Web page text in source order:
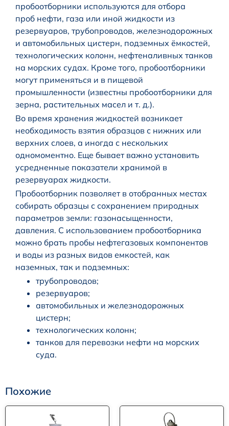
пробоотборники используются для отбора
проб нефти, газа или иной жидкости из
резервуаров, трубопроводов, железнодорожных
и автомобильных цистерн, подземных ёмкостей,
технологических колонн, нефтеналивных танков
на морских судах. Кроме того, пробоотборники
могут применяться и в пищевой
промышленности (известны пробоотборники для
зерна, растительных масел и т. д.).
Во время хранения жидкостей возникает
необходимость взятия образцов с нижних или
верхних слоев, а иногда с нескольких
одномоментно. Еще бывает важно установить
усредненные показатели хранимой в
резервуарах жидкости.
Пробоотборник позволяет в отобранных местах
собирать образцы с сохранением природных
параметров земли: газонасыщенности,
давления. С использованием пробоотборника
можно брать пробы нефтегазовых компонентов
и воды из разных видов емкостей, как
наземных, так и подземных:
трубопроводов;
резервуаров;
автомобильных и железнодорожных
цистерн;
технологических колонн;
танков для перевозки нефти на морских
суда.
Похожие